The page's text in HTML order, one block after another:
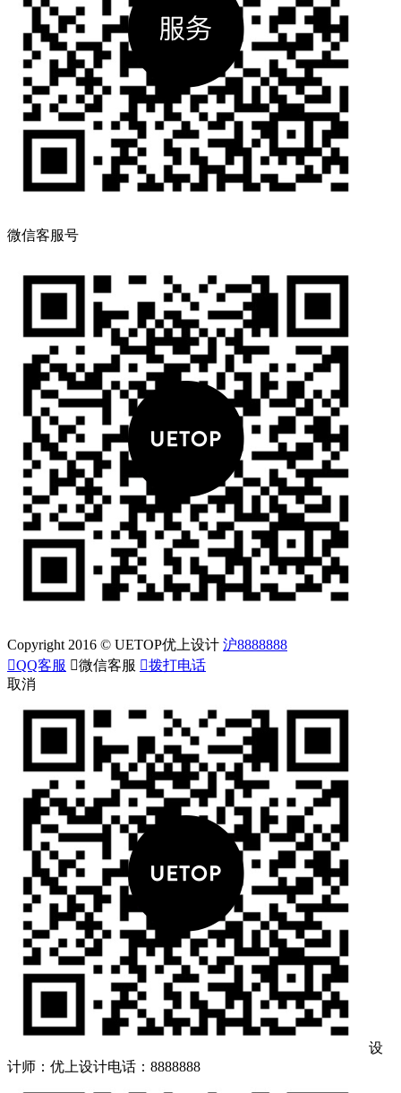
微信客服号
Copyright 2016 © UETOP优上设计 沪8888888
QQ客服 微信客服 拨打电话
取消
设
计师：优上设计电话：8888888